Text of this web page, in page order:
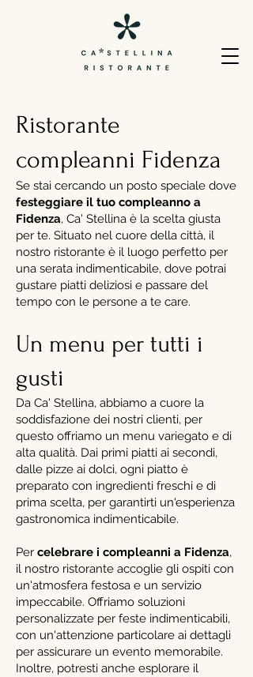
Ristorante
compleanni Fidenza
Se stai cercando un posto speciale dove
festeggiare il tuo compleanno a
Fidenza, Ca' Stellina è la scelta giusta
per te. Situato nel cuore della città, il
nostro ristorante è il luogo perfetto per
una serata indimenticabile, dove potrai
gustare piatti deliziosi e passare del
tempo con le persone a te care.
Un menu per tutti i
gusti
Da Ca' Stellina, abbiamo a cuore la
soddisfazione dei nostri clienti, per
questo offriamo un menu variegato e di
alta qualità. Dai primi piatti ai secondi,
dalle pizze ai dolci, ogni piatto è
preparato con ingredienti freschi e di
prima scelta, per garantirti un'esperienza
gastronomica indimenticabile.
Per celebrare i compleanni a Fidenza,
il nostro ristorante accoglie gli ospiti con
un'atmosfera festosa e un servizio
impeccabile. Offriamo soluzioni
personalizzate per feste indimenticabili,
con un'attenzione particolare ai dettagli
per assicurare un evento memorabile.
Inoltre, potresti anche esplorare il